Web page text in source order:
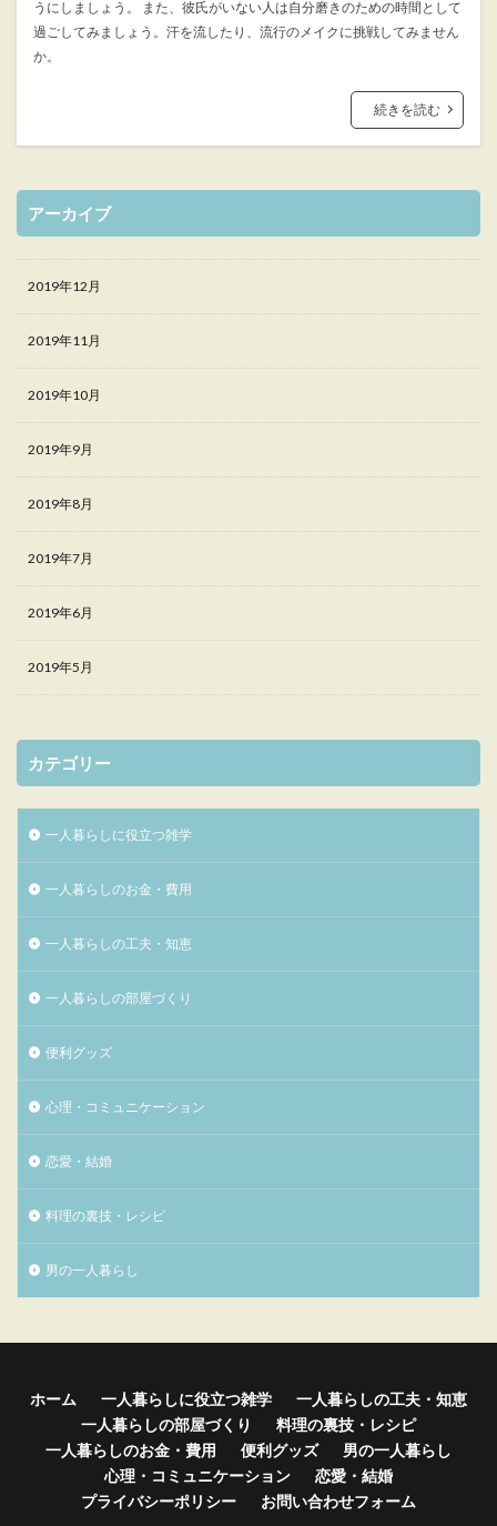
うにしましょう。 また、彼氏がいない人は自分磨きのための時間として
過ごしてみましょう。汗を流したり、流行のメイクに挑戦してみません
か。
続きを読む
アーカイブ
2019年12月
2019年11月
2019年10月
2019年9月
2019年8月
2019年7月
2019年6月
2019年5月
カテゴリー
一人暮らしに役立つ雑学
一人暮らしのお金・費用
一人暮らしの工夫・知恵
一人暮らしの部屋づくり
便利グッズ
心理・コミュニケーション
恋愛・結婚
料理の裏技・レシピ
男の一人暮らし
ホーム 一人暮らしに役立つ雑学
一人暮らしの工夫・知恵
一人暮らしの部屋づくり
料理の裏技・レシピ
一人暮らしのお金・費用
便利グッズ
男の一人暮らし
心理・コミュニケーション
恋愛・結婚
プライバシーポリシー
お問い合わせフォーム